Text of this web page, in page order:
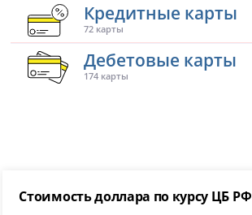
Кредитные карты
72 карты
Дебетовые карты
174 карты
Стоимость доллара по курсу ЦБ РФ